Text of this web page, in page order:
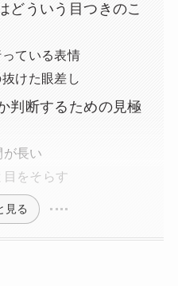
どういう目つきのこ
ている表情
けた眼差し
判断するための見極
長い
をそらす
見る